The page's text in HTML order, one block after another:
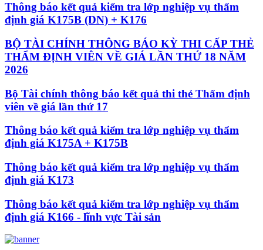
Thông báo kết quả kiểm tra lớp nghiệp vụ thẩm
định giá K175B (DN) + K176
BỘ TÀI CHÍNH THÔNG BÁO KỲ THI CẤP THẺ
THẨM ĐỊNH VIÊN VỀ GIÁ LẦN THỨ 18 NĂM
2026
Bộ Tài chính thông báo kết quả thi thẻ Thẩm định
viên về giá lần thứ 17
Thông báo kết quả kiểm tra lớp nghiệp vụ thẩm
định giá K175A + K175B
Thông báo kết quả kiểm tra lớp nghiệp vụ thẩm
định giá K173
Thông báo kết quả kiểm tra lớp nghiệp vụ thẩm
định giá K166 - lĩnh vực Tài sản